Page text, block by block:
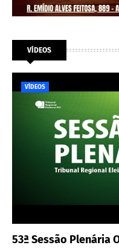
VÍDEOS
VÍDEOS
53ª Sessão Plenária